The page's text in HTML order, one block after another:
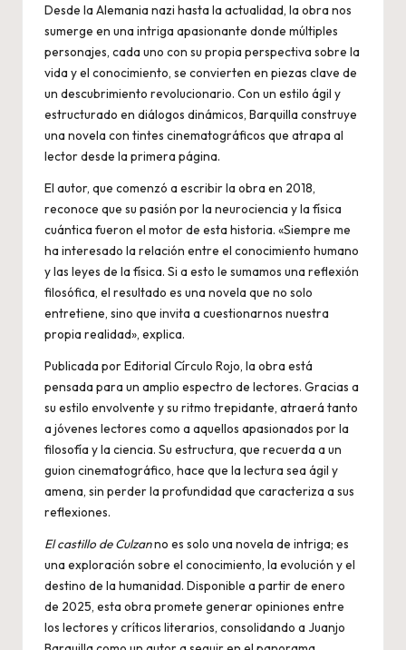
Desde la Alemania nazi hasta la actualidad, la obra nos
sumerge en una intriga apasionante donde múltiples
personajes, cada uno con su propia perspectiva sobre la
vida y el conocimiento, se convierten en piezas clave de
un descubrimiento revolucionario. Con un estilo ágil y
estructurado en diálogos dinámicos, Barquilla construye
una novela con tintes cinematográficos que atrapa al
lector desde la primera página.
El autor, que comenzó a escribir la obra en 2018,
reconoce que su pasión por la neurociencia y la física
cuántica fueron el motor de esta historia. «Siempre me
ha interesado la relación entre el conocimiento humano
y las leyes de la física. Si a esto le sumamos una reflexión
filosófica, el resultado es una novela que no solo
entretiene, sino que invita a cuestionarnos nuestra
propia realidad», explica.
Publicada por Editorial Círculo Rojo, la obra está
pensada para un amplio espectro de lectores. Gracias a
su estilo envolvente y su ritmo trepidante, atraerá tanto
a jóvenes lectores como a aquellos apasionados por la
filosofía y la ciencia. Su estructura, que recuerda a un
guion cinematográfico, hace que la lectura sea ágil y
amena, sin perder la profundidad que caracteriza a sus
reflexiones.
El castillo de Culzanno es solo una novela de intriga; es
una exploración sobre el conocimiento, la evolución y el
destino de la humanidad. Disponible a partir de enero
de 2025, esta obra promete generar opiniones entre
los lectores y críticos literarios, consolidando a Juanjo